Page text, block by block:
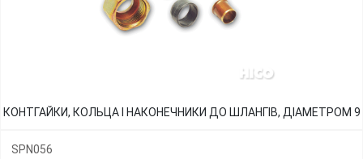
КОНТГАЙКИ, КОЛЬЦА І НАКОНЕЧНИКИ ДО ШЛАНГІВ, ДІАМЕТРОМ 9
SPN056